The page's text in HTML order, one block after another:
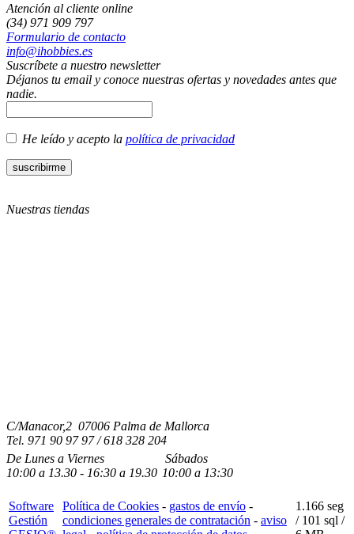
Atención al cliente online
(34) 971 909 797
Formulario de contacto
info@ihobbies.es
Suscríbete a nuestro newsletter
Déjanos tu email y conoce nuestras ofertas y novedades antes que
nadie.
He leído y acepto la política de privacidad
Nuestras tiendas
C/Manacor,2 07006 Palma de Mallorca
Tel. 971 90 97 97 / 618 328 204
De Lunes a Viernes
10:00 a 13.30 - 16:30 a 19.30
Sábados
10:00 a 13:30
Software
Gestión
Política de Cookies - gastos de envío -
condiciones generales de contratación - aviso
1.166 seg
/ 101 sql /